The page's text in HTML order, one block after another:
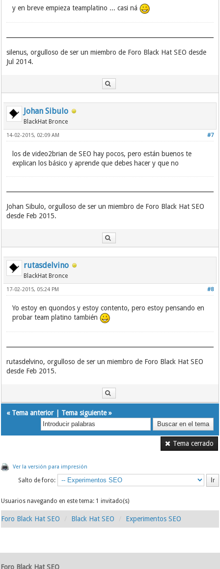
y en breve empieza teamplatino ... casi ná
silenus, orgulloso de ser un miembro de Foro Black Hat SEO desde
Jul 2014.
Johan Sibulo
BlackHat Bronce
#7
14-02-2015, 02:09 AM
los de video2brian de SEO hay pocos, pero están buenos te
explican los básico y aprende que debes hacer y que no
Johan Sibulo, orgulloso de ser un miembro de Foro Black Hat SEO
desde Feb 2015.
rutasdelvino
BlackHat Bronce
#8
17-02-2015, 05:24 PM
Yo estoy en quondos y estoy contento, pero estoy pensando en
probar team platino también
rutasdelvino, orgulloso de ser un miembro de Foro Black Hat SEO
desde Feb 2015.
« Tema anterior| Tema siguiente»
Tema cerrado
Ver la versión para impresión
Salto de foro:
Usuarios navegando en este tema: 1 invitado(s)
Foro Black Hat SEO Black Hat SEO Experimentos SEO
Foro Black Hat SEO